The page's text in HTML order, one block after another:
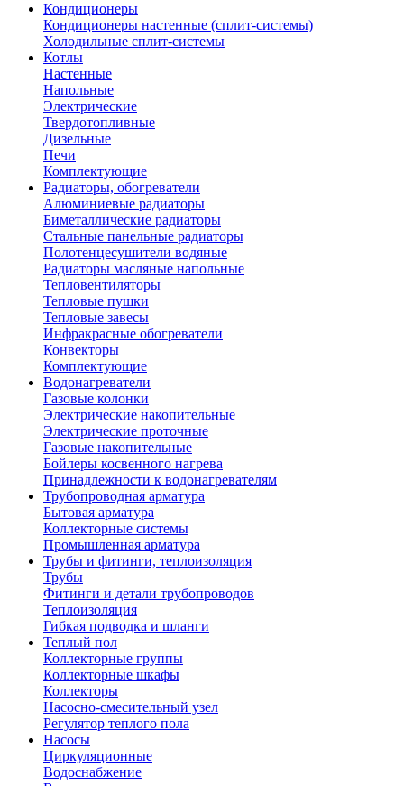
Кондиционеры
Кондиционеры настенные (сплит-системы)
Холодильные сплит-системы
Котлы
Настенные
Напольные
Электрические
Твердотопливные
Дизельные
Печи
Комплектующие
Радиаторы, обогреватели
Алюминиевые радиаторы
Биметаллические радиаторы
Стальные панельные радиаторы
Полотенцесушители водяные
Радиаторы масляные напольные
Тепловентиляторы
Тепловые пушки
Тепловые завесы
Инфракрасные обогреватели
Конвекторы
Комплектующие
Водонагреватели
Газовые колонки
Электрические накопительные
Электрические проточные
Газовые накопительные
Бойлеры косвенного нагрева
Принадлежности к водонагревателям
Трубопроводная арматура
Бытовая арматура
Коллекторные системы
Промышленная арматура
Трубы и фитинги, теплоизоляция
Трубы
Фитинги и детали трубопроводов
Теплоизоляция
Гибкая подводка и шланги
Теплый пол
Коллекторные группы
Коллекторные шкафы
Коллекторы
Насосно-смесительный узел
Регулятор теплого пола
Насосы
Циркуляционные
Водоснабжение